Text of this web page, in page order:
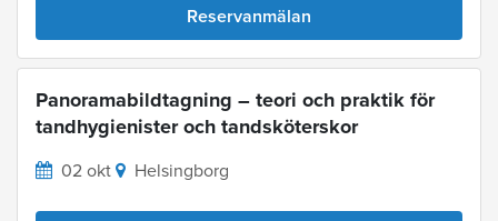
Reservanmälan
Panoramabildtagning – teori och praktik för
tandhygienister och tandsköterskor
02 okt Helsingborg